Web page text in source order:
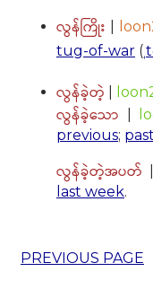
လွန်ကြိုး
tug-of-war (
လွန်ခဲ့တဲ့
လွန်ခဲ့သော
previous; past
လွန်ခဲ့တဲ့အပတ်
last week.
PREVIOUS PAGE